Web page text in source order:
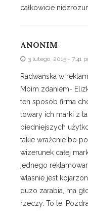
całkowicie
ANONIM
3 lutego, 2015 - 7:41
Radwańska w
Moim zdaniem-
ten sposób firma
towary ich marki z
biedniejszych
takie wrażenie bo
wizerunek całej
jednego
wlasnie jest
duzo zarabia, ma
rzeczy. To te.